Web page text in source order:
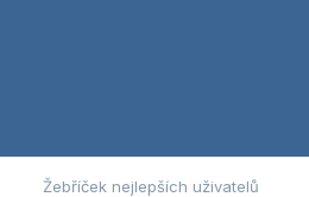
Žebříček nejlepších uživatelů